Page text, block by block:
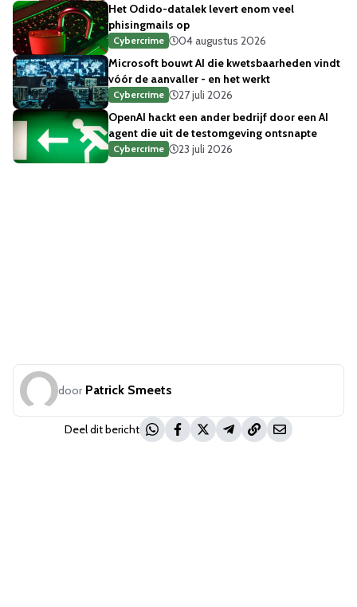
Het Odido-datalek levert enom veel
phisingmails op
Cybercrime
04 augustus 2026
Microsoft bouwt AI die kwetsbaarheden vindt
vóór de aanvaller - en het werkt
Cybercrime
27 juli 2026
OpenAI hackt een ander bedrijf door een AI
agent die uit de testomgeving ontsnapte
Cybercrime 23 juli 2026
door Patrick Smeets
Deel dit bericht